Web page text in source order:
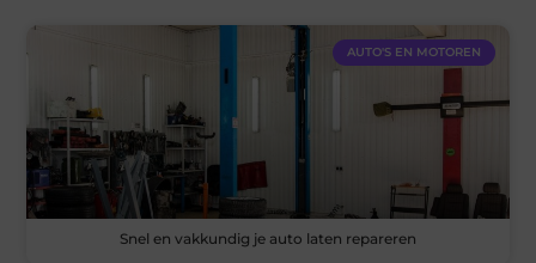
AUTO'S EN MOTOREN
Snel en vakkundig je auto laten repareren